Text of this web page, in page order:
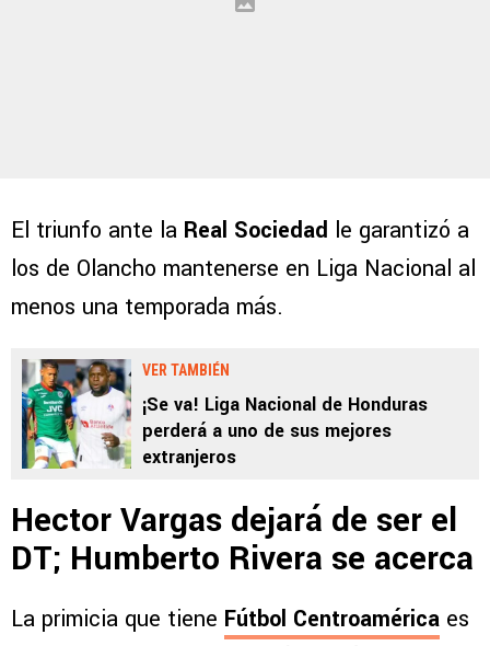
El triunfo ante la Real Sociedad le garantizó a
los de Olancho mantenerse en Liga Nacional al
menos una temporada más.
VER TAMBIÉN
¡Se va! Liga Nacional de Honduras
perderá a uno de sus mejores
extranjeros
Hector Vargas dejará de ser el
DT; Humberto Rivera se acerca
La primicia que tiene Fútbol Centroamérica es